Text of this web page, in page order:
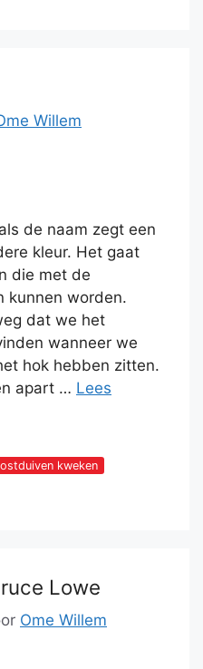
Willem
de naam zegt een
kleur. Het gaat
die met de
kunnen worden.
dat we het
wanneer we
hok hebben zitten.
apart … Lees
kweken
Lowe
Ome Willem